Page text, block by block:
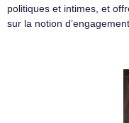
politiques et intimes, et
sur la notion d’engagement.